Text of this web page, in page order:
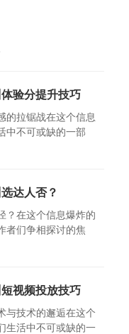
验分提升技巧
的拉锯战在这个信息
中不可或缺的一部
达人否？
？在这个信息爆炸的
者们争相探讨的焦
视频投放技巧
与技术的邂逅在这个
生活中不可或缺的一